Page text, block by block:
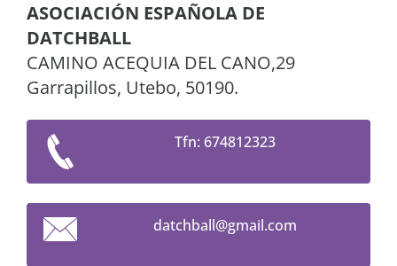
ASOCIACIÓN ESPAÑOLA DE
DATCHBALL
CAMINO ACEQUIA DEL CANO,29
Garrapillos, Utebo, 50190.
Tfn: 674812323
datchball@gmail.com